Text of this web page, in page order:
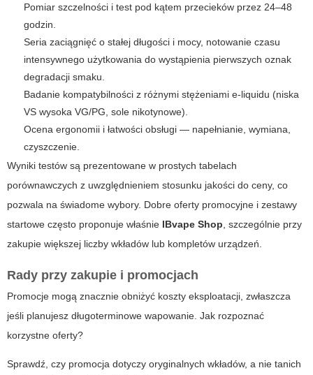
Pomiar szczelności i test pod kątem przecieków przez 24–48
godzin.
Seria zaciągnięć o stałej długości i mocy, notowanie czasu
intensywnego użytkowania do wystąpienia pierwszych oznak
degradacji smaku.
Badanie kompatybilności z różnymi stężeniami e-liquidu (niska
VS wysoka VG/PG, sole nikotynowe).
Ocena ergonomii i łatwości obsługi — napełnianie, wymiana,
czyszczenie.
Wyniki testów są prezentowane w prostych tabelach
porównawczych z uwzględnieniem stosunku jakości do ceny, co
pozwala na świadome wybory. Dobre oferty promocyjne i zestawy
startowe często proponuje właśnie IBvape Shop, szczególnie przy
zakupie większej liczby wkładów lub kompletów urządzeń.
Rady przy zakupie i promocjach
Promocje mogą znacznie obniżyć koszty eksploatacji, zwłaszcza
jeśli planujesz długoterminowe wapowanie. Jak rozpoznać
korzystne oferty?
Sprawdź, czy promocja dotyczy oryginalnych wkładów, a nie tanich